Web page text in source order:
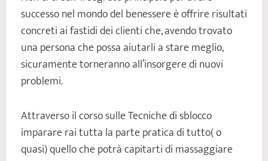
successo nel mondo del benessere è offrire risultati
concreti ai fastidi dei clienti che, avendo trovato
una persona che possa aiutarli a stare meglio,
sicuramente torneranno all’insorgere di nuovi
problemi.
Attraverso il corso sulle Tecniche di sblocco
imparare rai tutta la parte pratica di tutto( o
quasi) quello che potrà capitarti di massaggiare